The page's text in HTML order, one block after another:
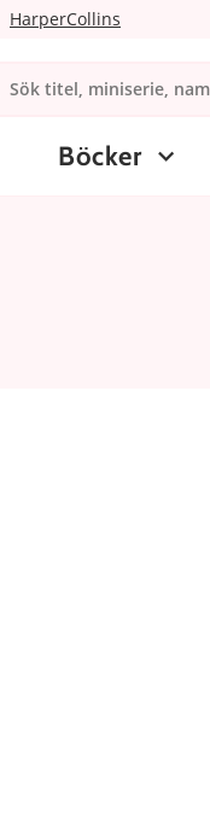
HarperCollins
Böcker